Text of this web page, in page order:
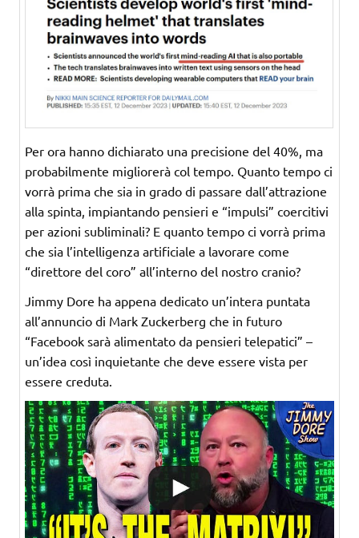
Per ora hanno dichiarato una precisione del 40%, ma
probabilmente migliorerà col tempo. Quanto tempo ci
vorrà prima che sia in grado di passare dall’attrazione
alla spinta, impiantando pensieri e “impulsi” coercitivi
per azioni subliminali? E quanto tempo ci vorrà prima
che sia l’intelligenza artificiale a lavorare come
“direttore del coro” all’interno del nostro cranio?
Jimmy Dore ha appena dedicato un’intera puntata
all’annuncio di Mark Zuckerberg che in futuro
“Facebook sarà alimentato da pensieri telepatici” –
un’idea così inquietante che deve essere vista per
essere creduta.